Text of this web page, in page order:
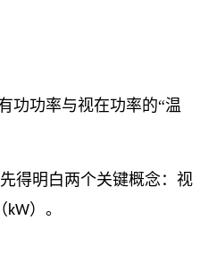
功功率与视在功率的“温
得明白两个关键概念：视
kW）。